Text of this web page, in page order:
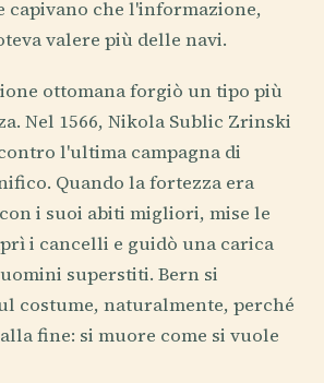
capivano che l'informazione,
valere più delle navi.
ottomana forgiò un tipo più
Nel 1566, Nikola Sublic Zrinski
l'ultima campagna di
Quando la fortezza era
i suoi abiti migliori, mise le
i cancelli e guidò una carica
superstiti. Bern si
costume, naturalmente, perché
fine: si muore come si vuole